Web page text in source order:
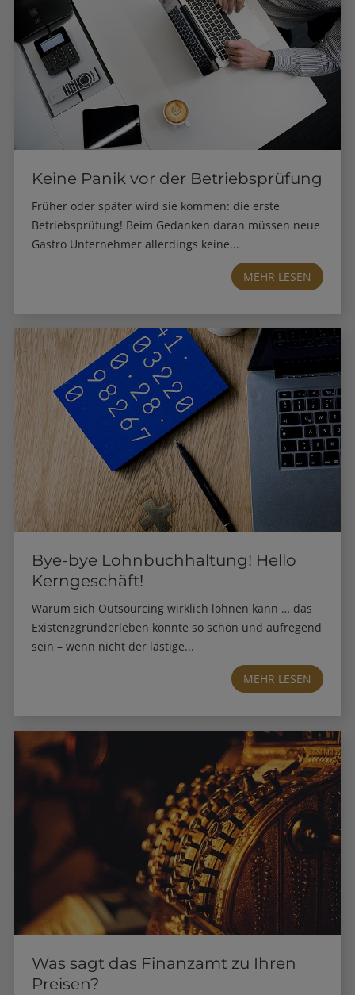
Keine Panik vor der Betriebsprüfung
Früher oder später wird sie kommen: die erste
Betriebsprüfung! Beim Gedanken daran müssen neue
Gastro Unternehmer allerdings keine...
MEHR LESEN
Bye-bye Lohnbuchhaltung! Hello
Kerngeschäft!
Warum sich Outsourcing wirklich lohnen kann … das
Existenzgründerleben könnte so schön und aufregend
sein – wenn nicht der lästige...
MEHR LESEN
Was sagt das Finanzamt zu Ihren
Preisen?